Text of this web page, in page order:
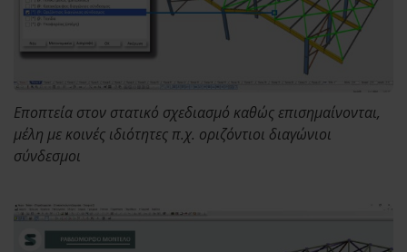
Eποπτεία στον στατικό σχεδιασμό καθώς επισημαίνονται,
μέλη με κοινές ιδιότητες π.χ. οριζόντιοι διαγώνιοι
σύνδεσμοι